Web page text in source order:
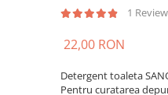
1 Review
22,00 RON
Detergent toaleta
Pentru curatarea